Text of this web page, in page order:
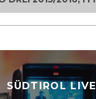
SÜDTIROL LIVE